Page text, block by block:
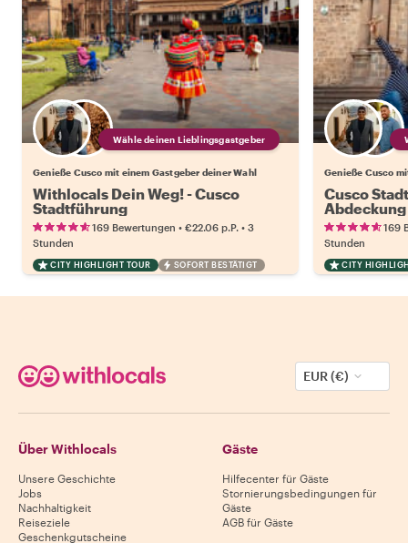
Wähle deinen Lieblingsgastgeber
Genieße Cusco mit einem Gastgeber deiner Wahl
Withlocals Dein Weg! - Cusco
Stadtführung
169 Bewertungen • €22.06 p.P. • 3
Stunden
CITY HIGHLIGHT TOUR SOFORT BESTÄTIGT
Genieße Cusco
Cusco
Abdeckung
169
Stunden
CITY
EUR (€)
Über Withlocals
Unsere Geschichte
Jobs
Nachhaltigkeit
Reiseziele
Geschenkgutscheine
Gäste
Hilfecenter für Gäste
Stornierungsbedingungen für
Gäste
AGB für Gäste